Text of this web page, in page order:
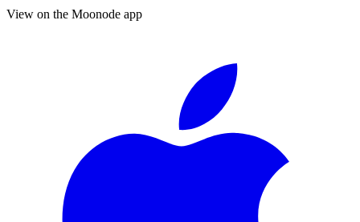
View on the Moonode app